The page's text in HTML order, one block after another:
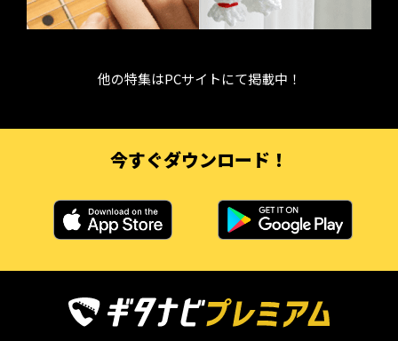
他の特集はPCサイトにて掲載中！
今すぐダウンロード！